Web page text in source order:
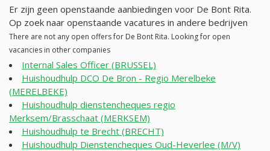
Er zijn geen openstaande aanbiedingen voor De Bont Rita.
Op zoek naar openstaande vacatures in andere bedrijven
There are not any open offers for De Bont Rita. Looking for open
vacancies in other companies
Internal Sales Officer (BRUSSEL)
Huishoudhulp DCO De Bron - Regio Merelbeke
(MERELBEKE)
Huishoudhulp dienstencheques regio
Merksem/Brasschaat (MERKSEM)
Huishoudhulp te Brecht (BRECHT)
Huishoudhulp Dienstencheques Oud-Heverlee (M/V)